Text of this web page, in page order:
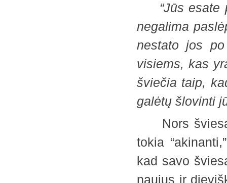
“Jūs esate
negalima
nestato jos
visiems, kas
šviečia taip,
galėtų šlovinti
Nors šviesa
tokia
kad savo
naujus ir